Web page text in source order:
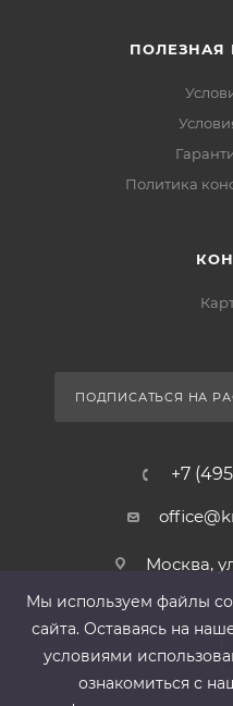
ПОЛЕЗНАЯ
Политика
ПОДПИСАТЬСЯ НА
+7
Москва,
Мы используем файлы
сайта. Оставаясь на
условиями
ознакомиться с